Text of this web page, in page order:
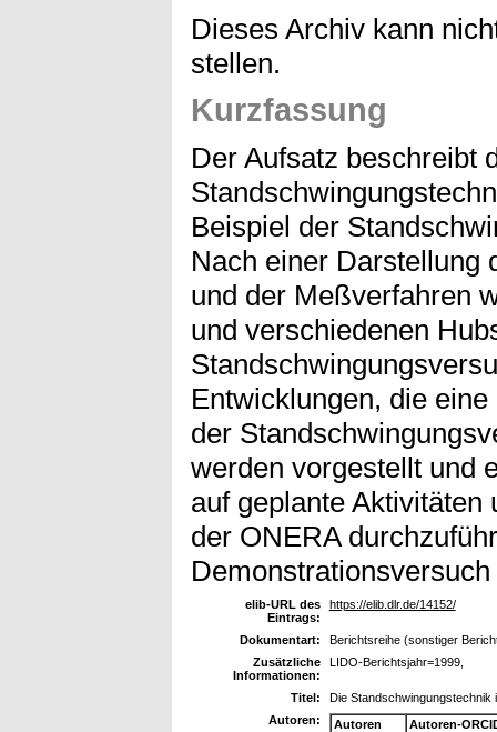
Dieses Archiv kann
stellen.
Kurzfassung
Der Aufsatz beschreibt
Beispiel der
Nach einer Darstellung
und der Meßverfahren
und verschiedenen
Entwicklungen, die
der
werden vorgestellt und
auf geplante
der ONERA
elib-URL des
Eintrags:
https://elib.dlr.de/14152/
Dokumentart:
Berichtsreihe (sonstiger
Zusätzliche
Informationen:
LIDO-Berichtsjahr=1999,
Titel:
Die Standschwingungstechnik
Autoren:
Autoren
Autoren-